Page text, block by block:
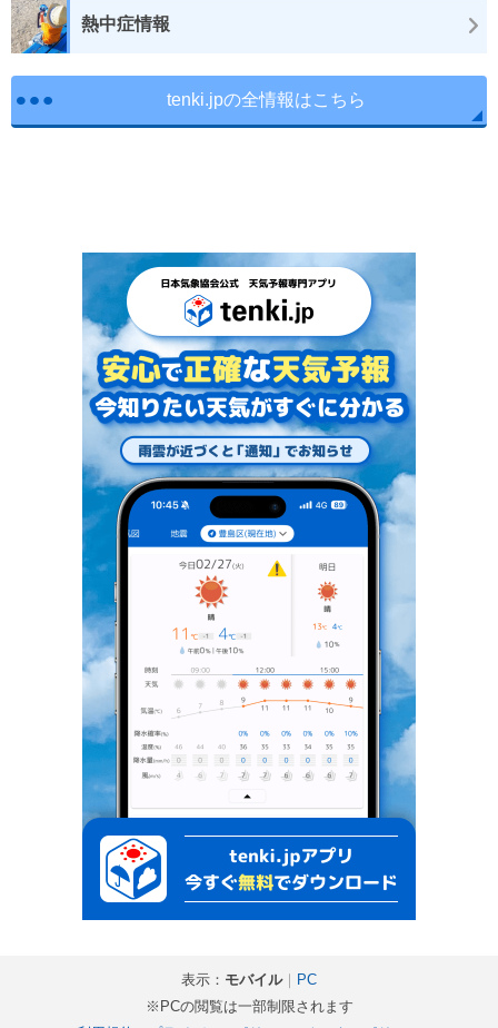
熱中症情報
tenki.jpの全情報はこちら
表示： モバイル｜
PC
※PCの閲覧は一部制限されます